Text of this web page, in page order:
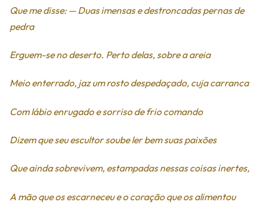
Que me disse: — Duas imensas e destroncadas pernas de
pedra
Erguem-se no deserto. Perto delas, sobre a areia
Meio enterrado, jaz um rosto despedaçado, cuja carranca
Com lábio enrugado e sorriso de frio comando
Dizem que seu escultor soube ler bem suas paixões
Que ainda sobrevivem, estampadas nessas coisas inertes,
A mão que os escarneceu e o coração que os alimentou